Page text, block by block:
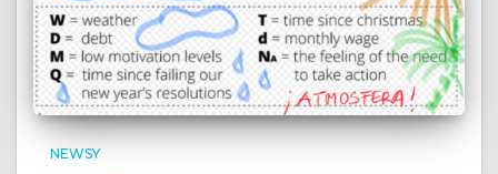
NEWSY